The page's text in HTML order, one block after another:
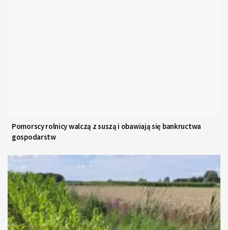
Pomorscy rolnicy walczą z suszą i obawiają się bankructwa
gospodarstw